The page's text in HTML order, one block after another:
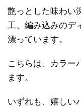
艶っとした味わい
工、編み込みのデ
漂っています。
こちらは、カラー
ます。
いずれも、嬉しい